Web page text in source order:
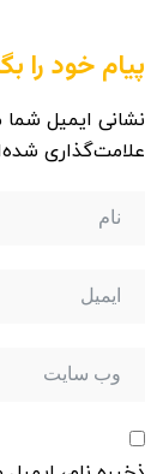
پیام خود را
نشانی ایمیل
علامت‌گذاری